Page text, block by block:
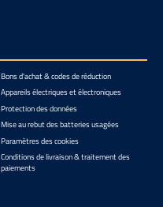
Bons d'achat & codes de réduction
Appareils électriques et électroniques
Protection des données
Mise au rebut des batteries usagées
Paramètres des cookies
Conditions de livraison & traitement des
paiements